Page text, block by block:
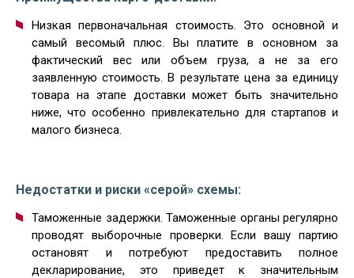
Низкая первоначальная стоимость. Это основной и
самый весомый плюс. Вы платите в основном за
фактический вес или объем груза, а не за его
заявленную стоимость. В результате цена за единицу
товара на этапе доставки может быть значительно
ниже, что особенно привлекательно для стартапов и
малого бизнеса.
Недостатки и риски «серой» схемы:
Таможенные задержки. Таможенные органы регулярно
проводят выборочные проверки. Если вашу партию
остановят и потребуют предоставить полное
декларирование, это приведет к значительным